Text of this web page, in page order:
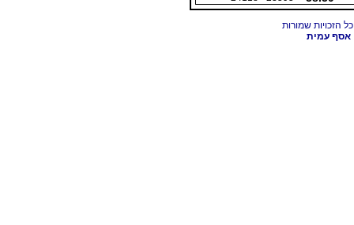
אסף עמית